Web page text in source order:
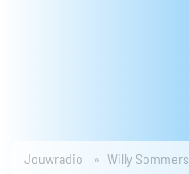
Jouwradio Willy Sommers